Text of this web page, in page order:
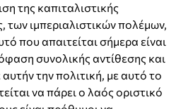
της καπιταλιστικής
των ιμπεριαλιστικών πολέμων,
που απαιτείται σήμερα είναι
συνολικής αντίθεσης και
την πολιτική, με αυτό το
να πάρει ο λαός οριστικό